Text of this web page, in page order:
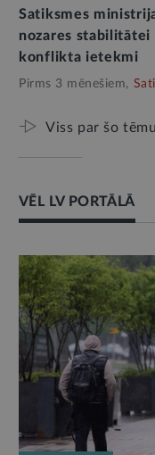
Satiksmes
nozares stabilitātei
konflikta ietekmi
Pirms 3 mēnešiem,
Viss par šo tēmu
VĒL LV PORTĀLĀ